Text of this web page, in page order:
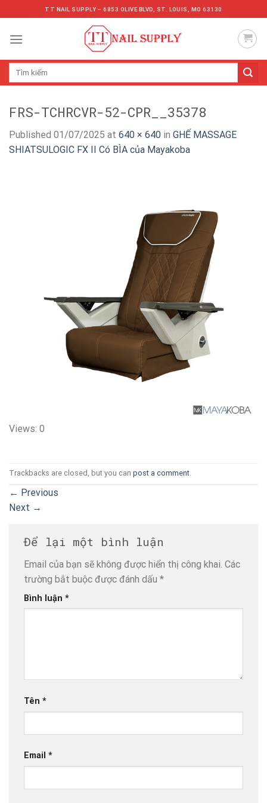
to
content
TT NAIL SUPPLY – 6853 OLIVE BLVD, ST. LOUIS, MO 63130
Tìm
FRS-TCHRCVR-52-CPR__35378
Published 01/07/2025 at 640 × 640 in GHẾ MASSAGE
SHIATSULOGIC FX II Có BÌA của Mayakoba
Views: 0
Trackbacks are closed, but you can post a comment.
← Previous
Next →
Để lại một bình luận
Email của bạn sẽ không được hiển thị công khai. Các
trường bắt buộc được đánh dấu *
Bình luận *
Tên *
Email *